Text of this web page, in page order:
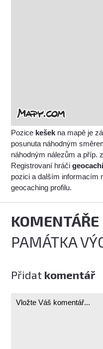
Pozice kešek na mapě je
posunuta náhodným
náhodným nálezům a příp.
Registrovaní hráči
pozici a dalším informacím
geocaching profilu.
KOMENTÁŘE
PAMÁTKA
Přidat komentář